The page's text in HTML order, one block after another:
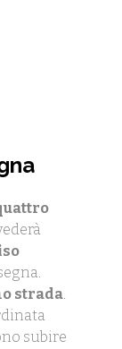
strada.
subire